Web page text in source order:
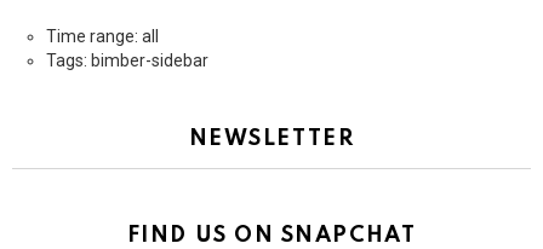
Time range: all
Tags: bimber-sidebar
NEWSLETTER
FIND US ON SNAPCHAT